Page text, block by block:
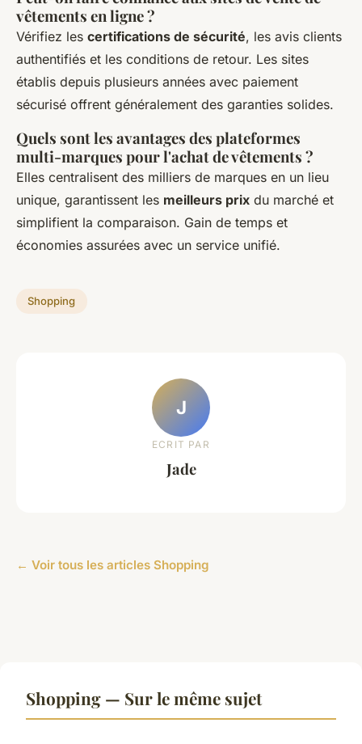
vêtements en ligne ?
Vérifiez les certifications de sécurité, les avis clients
authentifiés et les conditions de retour. Les sites
établis depuis plusieurs années avec paiement
sécurisé offrent généralement des garanties solides.
Quels sont les avantages des plateformes
multi-marques pour l'achat de vêtements ?
Elles centralisent des milliers de marques en un lieu
unique, garantissent les meilleurs prix du marché et
simplifient la comparaison. Gain de temps et
économies assurées avec un service unifié.
Shopping
J
ECRIT PAR
Jade
← Voir tous les articles Shopping
Shopping — Sur le même sujet